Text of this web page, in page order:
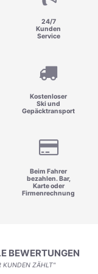
24/7
Kunden
Service
Kostenloser
Ski und
Gepäcktransport
Beim Fahrer
bezahlen. Bar,
Karte oder
Firmenrechnung
BEWERTUNGEN
KUNDEN ZÄHLT"